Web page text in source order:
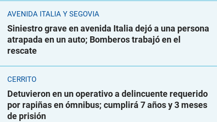
AVENIDA ITALIA Y SEGOVIA
Siniestro grave en avenida Italia dejó a una persona
atrapada en un auto; Bomberos trabajó en el
rescate
CERRITO
Detuvieron en un operativo a delincuente requerido
por rapiñas en ómnibus; cumplirá 7 años y 3 meses
de prisión